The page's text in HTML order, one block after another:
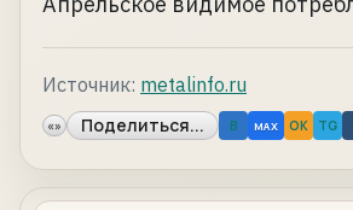
Источник: metalinfo.ru
«» Поделиться... B MAX OK TG